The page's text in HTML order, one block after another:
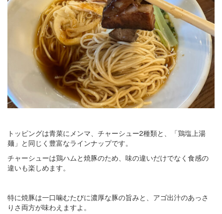
トッピングは青菜にメンマ、チャーシュー2種類と、「鶏塩上湯
麺」と同じく豊富なラインナップです。
チャーシューは鶏ハムと焼豚のため、味の違いだけでなく食感の
違いも楽しめます。
特に焼豚は一口噛むたびに濃厚な豚の旨みと、アゴ出汁のあっさ
りさ両方が味わえますよ。